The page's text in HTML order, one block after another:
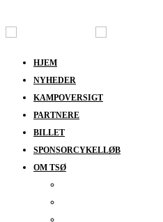
HJEM
NYHEDER
KAMPOVERSIGT
PARTNERE
BILLET
SPONSORCYKELLØB
OM TSØ